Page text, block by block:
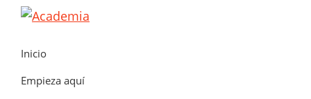
Saltar
principal
Saltar
contenido
Saltar
página
de
Seguretat
Inicio
Empieza aquí